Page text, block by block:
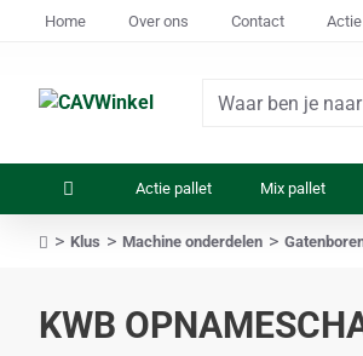
Home Over ons Contact Actie
Waar
op
Actie pallet Mix pallet
KWB
Klus Machine onderdelen